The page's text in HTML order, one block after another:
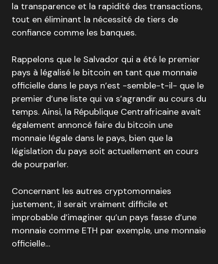
la transparence et la rapidité des transactions,
tout en éliminant la nécessité de tiers de
confiance comme les banques.
Rappelons que le Salvador qui a été le premier
pays à légalisé le bitcoin en tant que monnaie
officielle dans le pays n’est -semble-t-il- que le
premier d’une liste qui va s’agrandir au cours du
temps. Ainsi, la République Centrafricaine avait
également annoncé faire du bitcoin une
monnaie légale dans le pays, bien que la
législation du pays soit actuellement en cours
de pourparler.
Concernant les autres cryptomonnaies
justement, il serait vraiment difficile et
improbable d’imaginer qu’un pays fasse d’une
monnaie comme ETH par exemple, une monnaie
officielle…